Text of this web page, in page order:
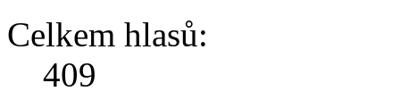
Celkem hlasů:
409